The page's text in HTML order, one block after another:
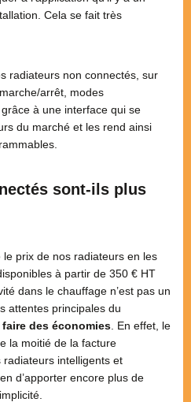
Cela se fait très
radiateurs non connectés, sur
arrêt, modes
à une interface qui se
du marché et les rend ainsi
sont-ils plus
le prix de nos radiateurs en les
à partir de 350 € HT
dans le chauffage n’est pas un
attentes principales du
faire des économies . En effet, le
la moitié de la facture
intelligents et
d’apporter encore plus de